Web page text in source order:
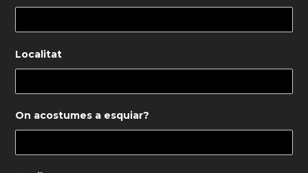
Localitat
On acostumes a esquiar?